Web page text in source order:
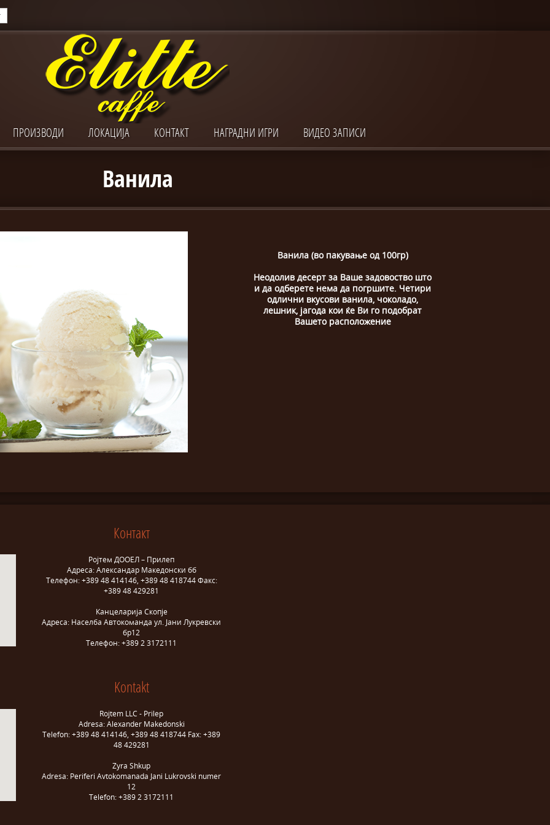
ПРОИЗВОДИ ЛОКАЦИЈА КОНТАКТ НАГРАДНИ ИГРИ ВИДЕО ЗАПИСИ
Ванила
Ванила (во пакување од 100гр)
Неодолив десерт за Ваше задовоство што
и да одберете нема да погршите. Четири
одлични вкусови ванила, чоколадо,
лешник, јагода кои ќе Ви го подобрат
Вашето расположение
Контакт
Ројтем ДООЕЛ – Прилеп
Адреса: Александар Македонски бб
Телефон: +389 48 414146, +389 48 418744 Факс:
+389 48 429281
Канцеларија Скопје
Адреса: Населба Автокоманда ул. Јани Лукревски
бр12
Телефон: +389 2 3172111
Kontakt
Rojtem LLC - Prilep
Adresa: Alexander Makedonski
Telefon: +389 48 414146, +389 48 418744 Fax: +389
48 429281
Zyra Shkup
Adresa: Periferi Avtokomanada Jani Lukrovski numer
12
Telefon: +389 2 3172111